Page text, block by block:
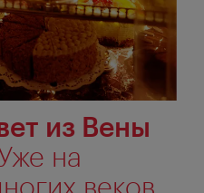
из Вены
на
веков